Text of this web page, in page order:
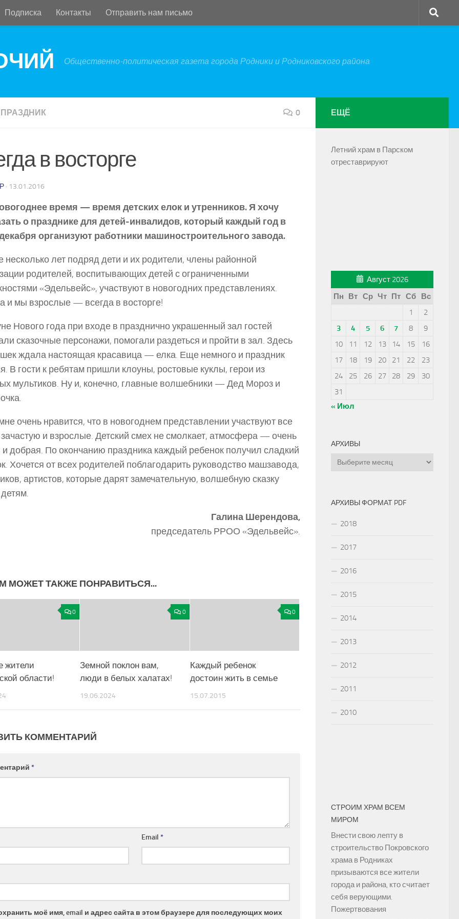
Подписка Контакты Отправить нам письмо
Общественно-политическая газета города Родники и Родниковского района
ПРАЗДНИК 0
в восторге
· 13.01.2016
время — время детских елок и утренников. Я хочу
о празднике для детей-инвалидов, который каждый год в
организуют работники машиностроительного завода.
несколько лет подряд дети и их родители, члены районной
родителей, воспитывающих детей с ограниченными
«Эдельвейс», участвуют в новогодних представлениях.
и мы взрослые — всегда в восторге!
Нового года при входе в празднично украшенный зал гостей
сказочные персонажи, помогали раздеться и пройти в зал. Здесь
ждала настоящая красавица — елка. Еще немного и праздник
В гости к ребятам пришли клоуны, ростовые куклы, герои из
мультиков. Ну и, конечно, главные волшебники — Дед Мороз и
очень нравится, что в новогоднем представлении участвуют все
зачастую и взрослые. Детский смех не смолкает, атмосфера — очень
и добрая. По окончанию праздника каждый ребенок получил сладкий
Хочется от всех родителей поблагодарить руководство машзавода,
артистов, которые дарят замечательную, волшебную сказку
Галина Шерендова,
председатель РРОО «Эдельвейс».
МОЖЕТ ТАКЖЕ ПОНРАВИТЬСЯ...
0
жители
области!
0
Земной поклон вам,
люди в белых халатах!
19.06.2024
0
Каждый ребенок
достоин жить в семье
15.07.2015
КОММЕНТАРИЙ
*
Email*
моё имя, email и адрес сайта в этом браузере для последующих моих
ЕЩЁ
Летний храм в Парском
отреставрируют
Август 2026
Пн
Вт Ср Чт Пт Сб
Вс
1
2
3
4 5 6 7 8
9
10
11 12 13 14 15
16
17
18 19 20 21 22
23
24
25 26 27 28 29
30
31
« Июл
АРХИВЫ
Архивы
АРХИВЫ ФОРМАТ PDF
2018
2017
2016
2015
2014
2013
2012
2011
2010
СТРОИМ ХРАМ ВСЕМ
МИРОМ
Внести свою лепту в
строительство Покровского
храма в Родниках
призываются все жители
города и района, кто считает
себя верующими.
Пожертвования